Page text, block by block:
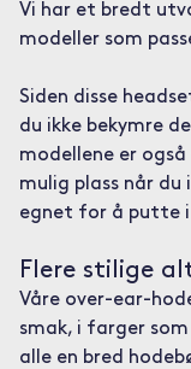
Vi har et bredt
modeller som
Siden disse
du ikke bekymre
modellene er
mulig plass når du
egnet for å putte i
Flere stilige
Våre over-ear-
smak, i farger
alle en bred